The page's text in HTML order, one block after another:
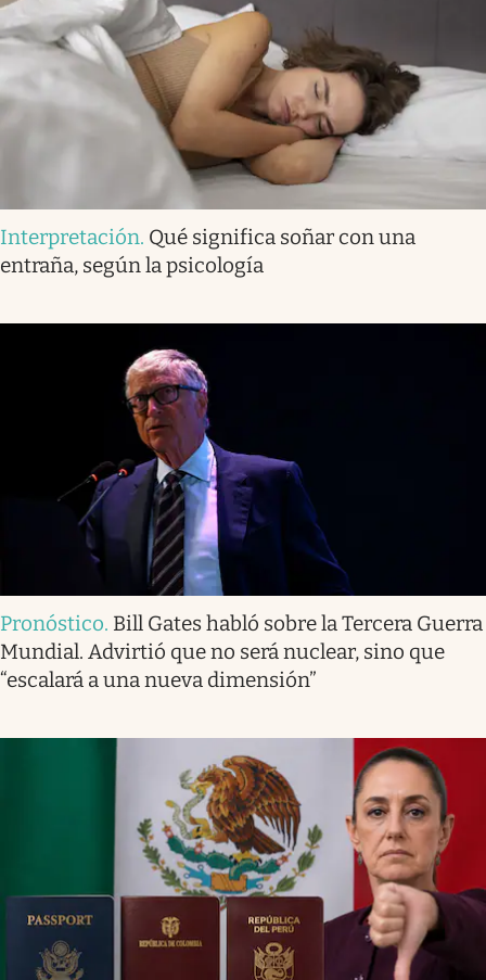
Interpretación. Qué significa soñar con una
entraña, según la psicología
Pronóstico. Bill Gates habló sobre la Tercera Guerra
Mundial. Advirtió que no será nuclear, sino que
“escalará a una nueva dimensión”